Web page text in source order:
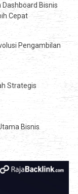
Bisnis
Cepat
Pengambilan
Strategis
Bisnis